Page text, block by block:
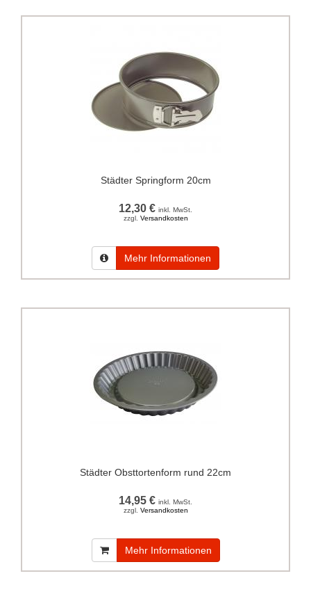
Städter Springform 20cm
12,30 € inkl. MwSt.
zzgl. Versandkosten
Mehr Informationen
Städter Obsttortenform rund 22cm
14,95 € inkl. MwSt.
zzgl. Versandkosten
Mehr Informationen